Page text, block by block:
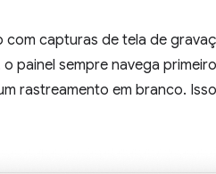
com capturas de tela de
painel sempre navega
rastreamento em branco.